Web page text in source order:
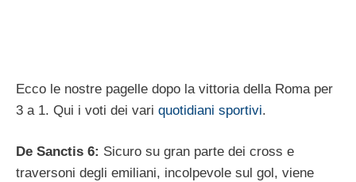
Ecco le nostre pagelle dopo la vittoria della Roma per
3 a 1. Qui i voti dei vari quotidiani sportivi.
De Sanctis 6: Sicuro su gran parte dei cross e
traversoni degli emiliani, incolpevole sul gol, viene